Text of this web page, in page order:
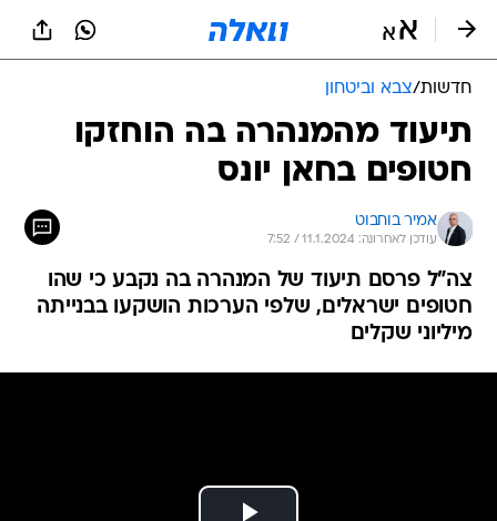
חדשות/צבא וביטחון
תיעוד מהמנהרה בה הוחזקו
חטופים בחאן יונס
אמיר בוחבוט
עודכן לאחרונה: 11.1.2024 / 7:52
צה"ל פרסם תיעוד של המנהרה בה נקבע כי שהו
חטופים ישראלים, שלפי הערכות הושקעו בבנייתה
מיליוני שקלים